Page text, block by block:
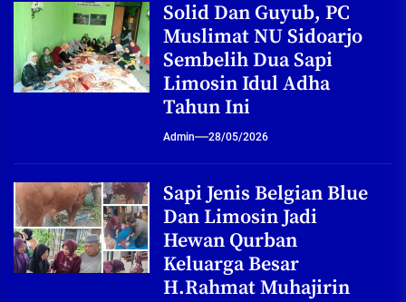
Solid Dan Guyub, PC
Muslimat NU Sidoarjo
Sembelih Dua Sapi
Limosin Idul Adha
Tahun Ini
Admin 28/05/2026
Sapi Jenis Belgian Blue
Dan Limosin Jadi
Hewan Qurban
Keluarga Besar
H.Rahmat Muhajirin